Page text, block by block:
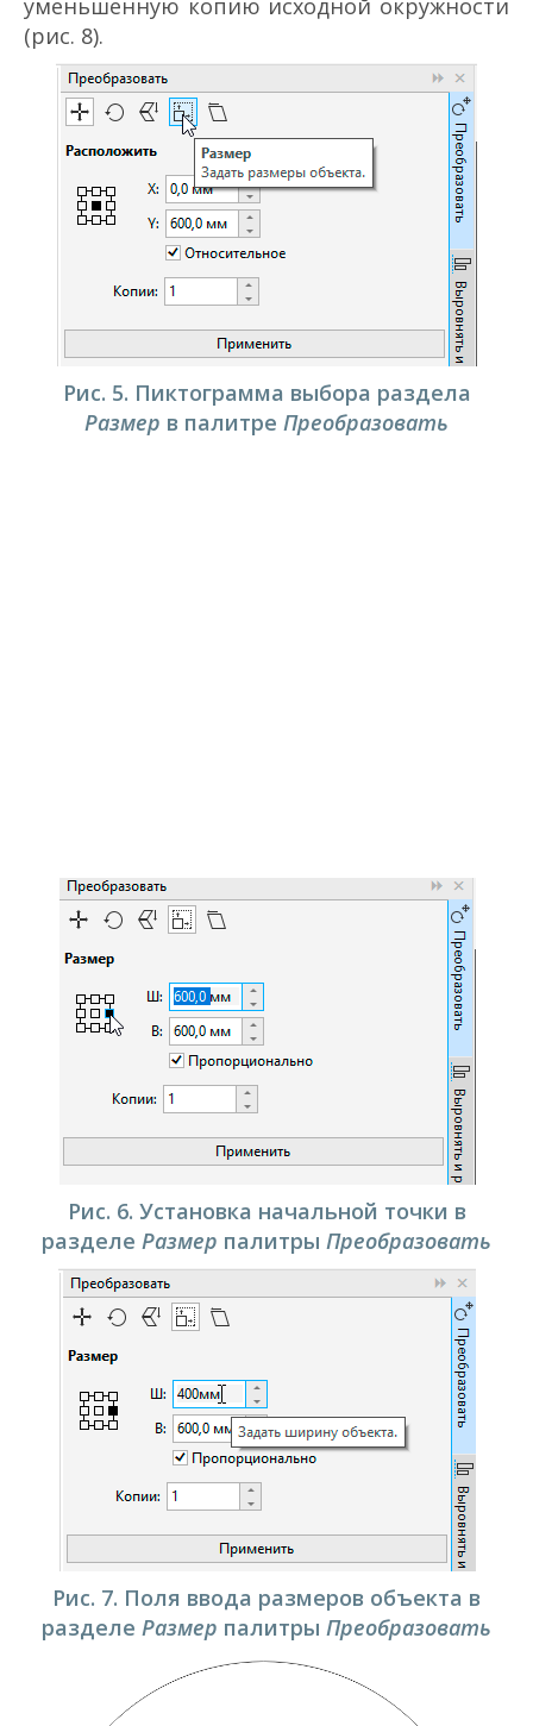
уменьшенную копию исходной окружности
(рис. 8).
Рис. 5. Пиктограмма выбора раздела
Размер в палитре Преобразовать
Рис. 6. Установка начальной точки в
разделе Размер палитры Преобразовать
Рис. 7. Поля ввода размеров объекта в
разделе Размер палитры Преобразовать